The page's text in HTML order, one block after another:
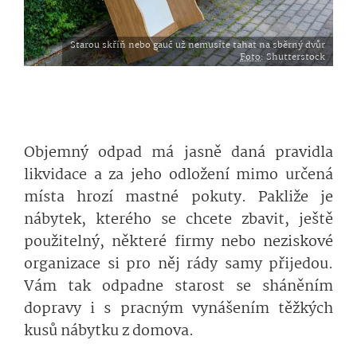
Starou skříň nebo gauč už nemusíte tahat na sběrný dvůr
Foto: Shutterstock
Objemný odpad má jasně daná pravidla
likvidace a za jeho odložení mimo určená
místa hrozí mastné pokuty. Pakliže je
nábytek, kterého se chcete zbavit, ještě
použitelný, některé firmy nebo neziskové
organizace si pro něj rády samy přijedou.
Vám tak odpadne starost se sháněním
dopravy i s pracným vynášením těžkých
kusů nábytku z domova.